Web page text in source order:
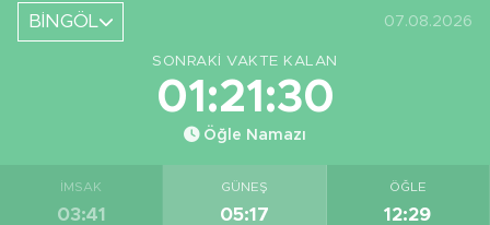
BİNGÖL
07.08.2026
SONRAKI VAKTE KALAN
01:21:30
Öğle Namazı
İMSAK
03:41
GÜNEŞ
05:17
ÖĞLE
12:29